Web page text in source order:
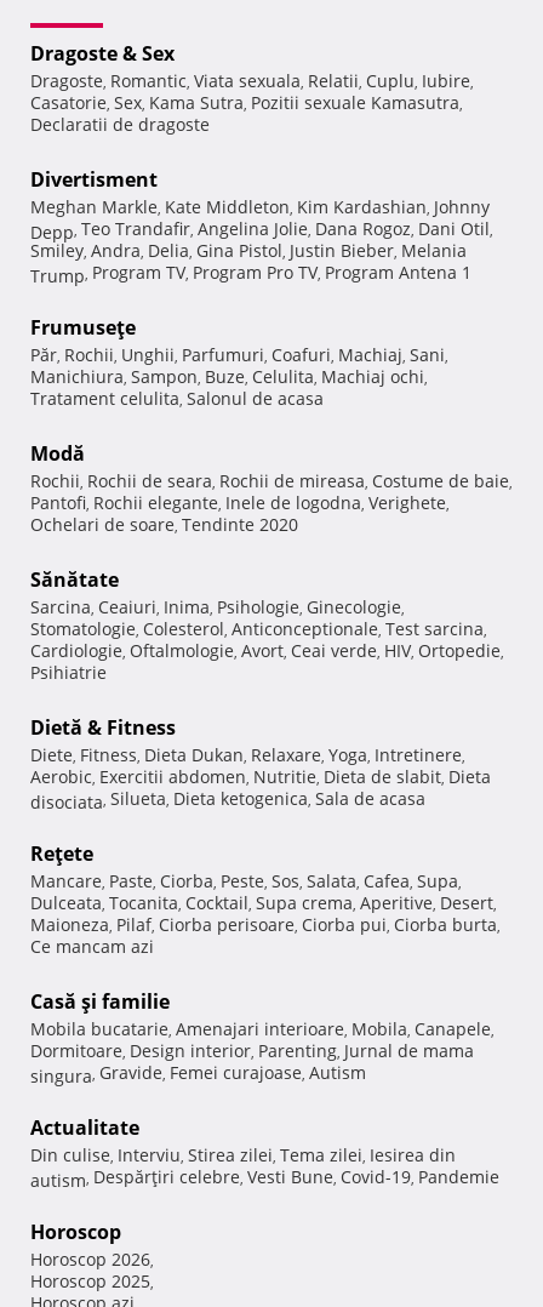
Dragoste & Sex
Dragoste, Romantic, Viata sexuala, Relatii, Cuplu, Iubire,
Casatorie, Sex, Kama Sutra, Pozitii sexuale Kamasutra,
Declaratii de dragoste
Divertisment
Meghan Markle, Kate Middleton, Kim Kardashian, Johnny
Depp, Teo Trandafir, Angelina Jolie, Dana Rogoz, Dani Otil,
Smiley, Andra, Delia, Gina Pistol, Justin Bieber, Melania
Trump, Program TV, Program Pro TV, Program Antena 1
Frumuseţe
Păr, Rochii, Unghii, Parfumuri, Coafuri, Machiaj, Sani,
Manichiura, Sampon, Buze, Celulita, Machiaj ochi,
Tratament celulita, Salonul de acasa
Modă
Rochii, Rochii de seara, Rochii de mireasa, Costume de baie,
Pantofi, Rochii elegante, Inele de logodna, Verighete,
Ochelari de soare, Tendinte 2020
Sănătate
Sarcina, Ceaiuri, Inima, Psihologie, Ginecologie,
Stomatologie, Colesterol, Anticonceptionale, Test sarcina,
Cardiologie, Oftalmologie, Avort, Ceai verde, HIV, Ortopedie,
Psihiatrie
Dietă & Fitness
Diete, Fitness, Dieta Dukan, Relaxare, Yoga, Intretinere,
Aerobic, Exercitii abdomen, Nutritie, Dieta de slabit, Dieta
disociata, Silueta, Dieta ketogenica, Sala de acasa
Reţete
Mancare, Paste, Ciorba, Peste, Sos, Salata, Cafea, Supa,
Dulceata, Tocanita, Cocktail, Supa crema, Aperitive, Desert,
Maioneza, Pilaf, Ciorba perisoare, Ciorba pui, Ciorba burta,
Ce mancam azi
Casă şi familie
Mobila bucatarie, Amenajari interioare, Mobila, Canapele,
Dormitoare, Design interior, Parenting, Jurnal de mama
singura, Gravide, Femei curajoase, Autism
Actualitate
Din culise, Interviu, Stirea zilei, Tema zilei, Iesirea din
autism, Despărţiri celebre, Vesti Bune, Covid-19, Pandemie
Horoscop
Horoscop 2026,
Horoscop 2025,